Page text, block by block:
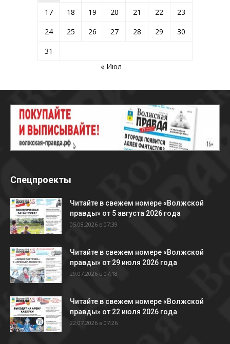
17
18 19 20 21 22
23
24
25 26 27 28 29
30
31
« Июл
Спецпроекты
Читайте в свежем номере «Волжской
правды» от 5 августа 2026 года
05.08.2026 в 07:39
Читайте в свежем номере «Волжской
правды» от 29 июля 2026 года
29.07.2026 в 07:18
Читайте в свежем номере «Волжской
правды» от 22 июля 2026 года
22.07.2026 в 07:26